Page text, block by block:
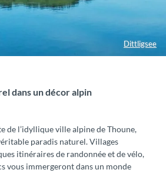
Dittligsee
dans un décor alpin
de l’idyllique ville alpine de Thoune,
paradis naturel. Villages
itinéraires de randonnée et de vélo,
vous immergeront dans un monde